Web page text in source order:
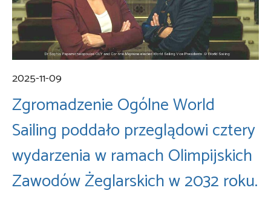
2025-11-09
Zgromadzenie Ogólne World
Sailing poddało przeglądowi cztery
wydarzenia w ramach Olimpijskich
Zawodów Żeglarskich w 2032 roku.